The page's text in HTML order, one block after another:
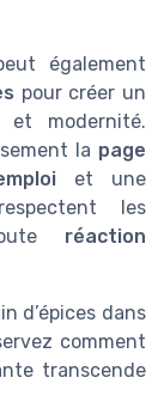
également
pour créer un
et modernité.
la page
et une
les
réaction
d’épices dans
comment
transcende